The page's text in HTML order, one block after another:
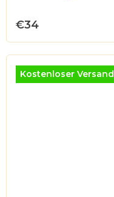
€34
Kostenloser Versand